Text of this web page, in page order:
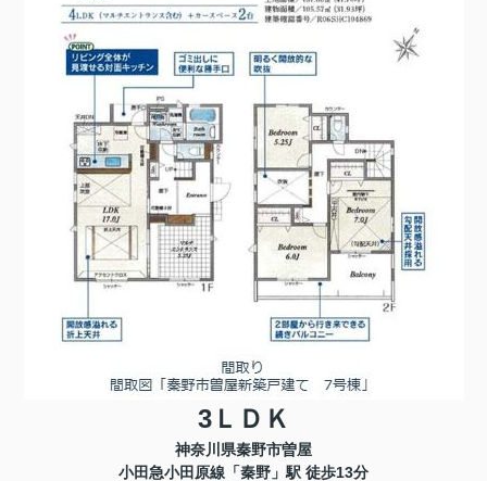
3ＬＤＫ
神奈川県秦野市曽屋
小田急小田原線「秦野」駅 徒歩13分